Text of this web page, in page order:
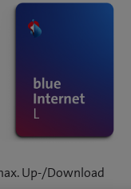
Up-/Download